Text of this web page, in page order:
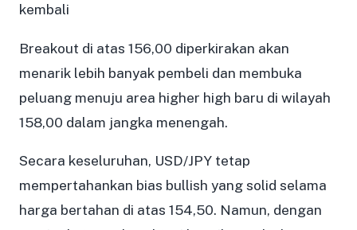
kembali
Breakout di atas 156,00 diperkirakan akan
menarik lebih banyak pembeli dan membuka
peluang menuju area higher high baru di wilayah
158,00 dalam jangka menengah.
Secara keseluruhan, USD/JPY tetap
mempertahankan bias bullish yang solid selama
harga bertahan di atas 154,50. Namun, dengan